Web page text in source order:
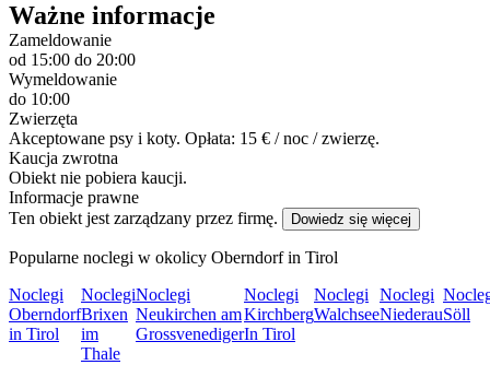
Ważne informacje
Zameldowanie
od 15:00 do 20:00
Wymeldowanie
do 10:00
Zwierzęta
Akceptowane psy i koty. Opłata: 15 € / noc / zwierzę.
Kaucja zwrotna
Obiekt nie pobiera kaucji.
Informacje prawne
Ten obiekt jest zarządzany przez firmę.
Dowiedz się więcej
Popularne noclegi w okolicy Oberndorf in Tirol
Noclegi
Oberndorf
in Tirol
Noclegi
Brixen
im
Thale
Noclegi
Neukirchen am
Grossvenediger
Noclegi
Kirchberg
In Tirol
Noclegi
Walchsee
Noclegi
NiederauSöll